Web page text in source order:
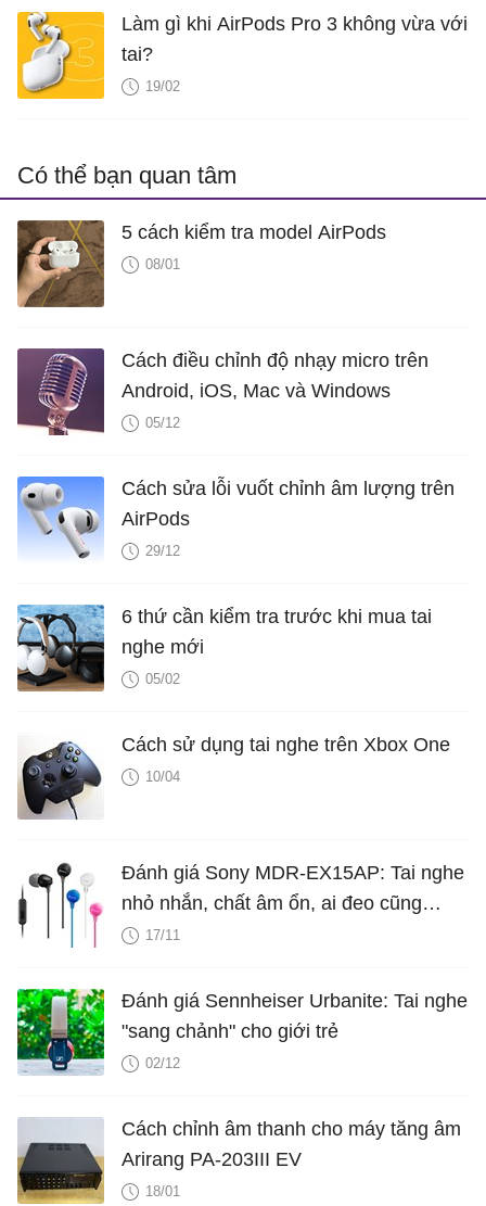
Làm gì khi AirPods Pro 3 không vừa với
tai?
19/02
Có thể bạn quan tâm
5 cách kiểm tra model AirPods
08/01
Cách điều chỉnh độ nhạy micro trên
Android, iOS, Mac và Windows
05/12
Cách sửa lỗi vuốt chỉnh âm lượng trên
AirPods
29/12
6 thứ cần kiểm tra trước khi mua tai
nghe mới
05/02
Cách sử dụng tai nghe trên Xbox One
10/04
Đánh giá Sony MDR-EX15AP: Tai nghe
nhỏ nhắn, chất âm ổn, ai đeo cũng
được
17/11
Đánh giá Sennheiser Urbanite: Tai nghe
"sang chảnh" cho giới trẻ
02/12
Cách chỉnh âm thanh cho máy tăng âm
Arirang PA-203III EV
18/01